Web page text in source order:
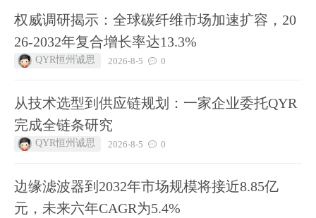
权威调研揭示：全球碳纤维市场加速扩容，20
26-2032年复合增长率达13.3%
QYR恒州诚思 2026-8-5 0
从技术选型到供应链规划：一家企业委托QYR
完成全链条研究
QYR恒州诚思 2026-8-5 0
边缘滤波器到2032年市场规模将接近8.85亿
元，未来六年CAGR为5.4%